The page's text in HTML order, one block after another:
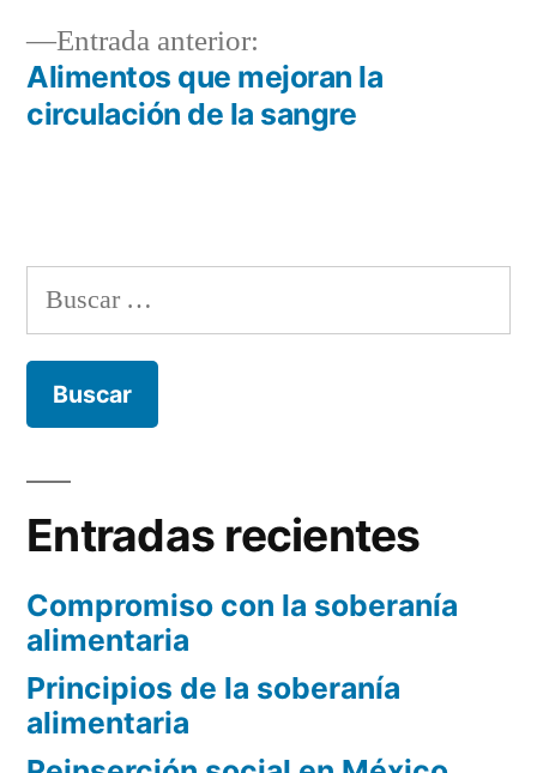
entradas
Entrada anterior:
anterior:
Alimentos que mejoran la
circulación de la sangre
Buscar:
Entradas recientes
Compromiso con la soberanía
alimentaria
Principios de la soberanía
alimentaria